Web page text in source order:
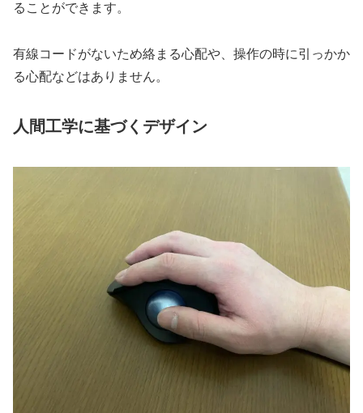
ることができます。
有線コードがないため絡まる心配や、操作の時に引っかか
る心配などはありません。
人間工学に基づくデザイン